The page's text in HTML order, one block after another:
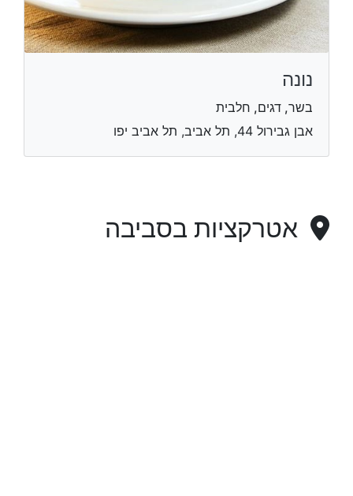
נונה
בשר, דגים, חלבית
אבן גבירול 44, תל אביב, תל אביב יפו
אטרקציות בסביבה